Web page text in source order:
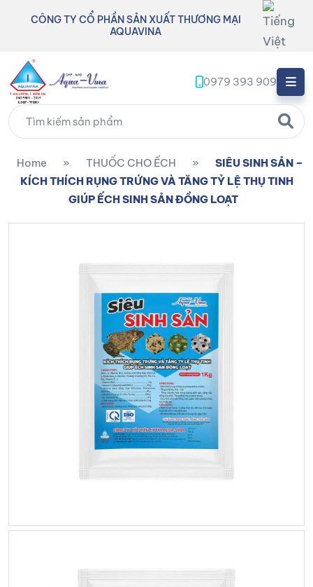
CÔNG TY CỔ PHẦN SẢN XUẤT THƯƠNG MẠI
AQUAVINA
0979 393 909
Home » THUỐC CHO ẾCH »
SIÊU SINH SẢN –
KÍCH THÍCH RỤNG TRỨNG VÀ TĂNG TỶ LỆ THỤ TINH
GIÚP ẾCH SINH SẢN ĐỒNG LOẠT